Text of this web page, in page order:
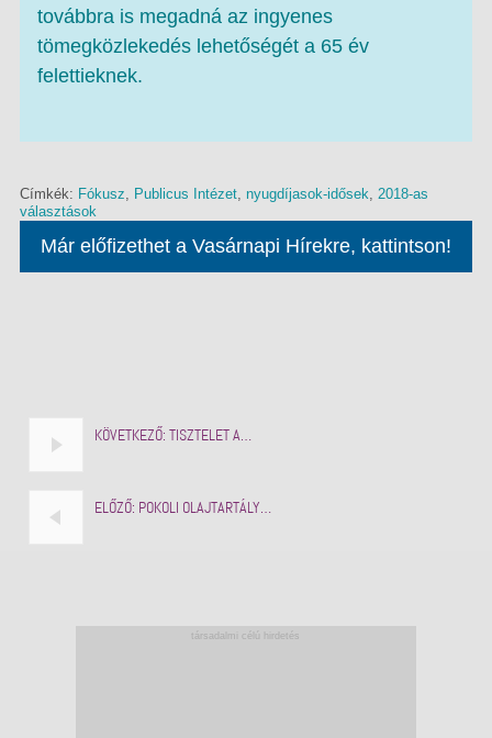
továbbra is megadná az ingyenes
tömegközlekedés lehetőségét a 65 év
felettieknek.
Címkék: Fókusz Publicus Intézet, nyugdíjasok-idősek
2018-as
választások
Már előfizethet a Vasárnapi Hírekre, kattintson!
KÖVETKEZŐ: TISZTELET A…
ELŐZŐ: POKOLI OLAJTARTÁLY…
társadalmi célú hirdetés